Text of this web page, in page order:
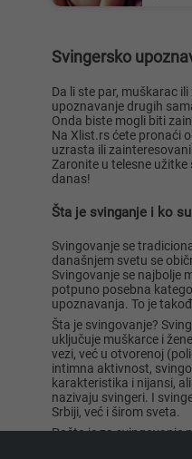
Teodo..., 43
Ema, 35
Svingersko
Da li ste par, muškarac
upoznavanje drugih
Onda biste mogli biti
Na Xlist.rs ćete pronaći
uzrasta ili
Zaronite u telesne
danas!
Šta je svinganje i ko
Svingovanje se
današnjem svetu se
Svingovanje se najbolje
potpuno posebna
upoznavanja. To je
Šta je svingovanje?
uključuje muškarce i
vezi, već u otvorenoj
intimna aktivnost,
karakteristika i nijansi,
nazivaju svingeri. I
Srbiji, već i širom sveta.
Pošto je za svingovanje